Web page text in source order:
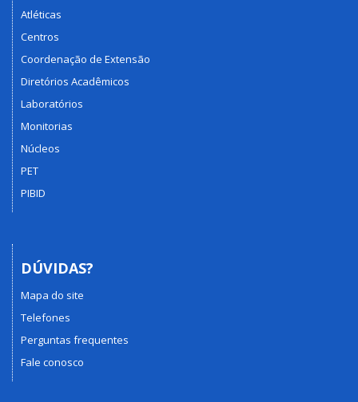
Atléticas
Centros
Coordenação de Extensão
Diretórios Acadêmicos
Laboratórios
Monitorias
Núcleos
PET
PIBID
DÚVIDAS?
Mapa do site
Telefones
Perguntas frequentes
Fale conosco